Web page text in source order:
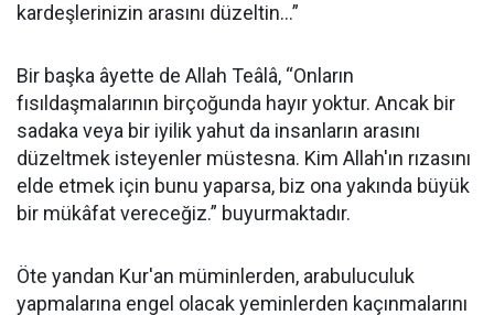
kardeşlerinizin arasını düzeltin...”
Bir başka âyette de Allah Teâlâ, “Onların
fısıldaşmalarının birçoğunda hayır yoktur. Ancak bir
sadaka veya bir iyilik yahut da insanların arasını
düzeltmek isteyenler müstesna. Kim Allah'ın rızasını
elde etmek için bunu yaparsa, biz ona yakında büyük
bir mükâfat vereceğiz.” buyurmaktadır.
Öte yandan Kur'an müminlerden, arabuluculuk
yapmalarına engel olacak yeminlerden kaçınmalarını